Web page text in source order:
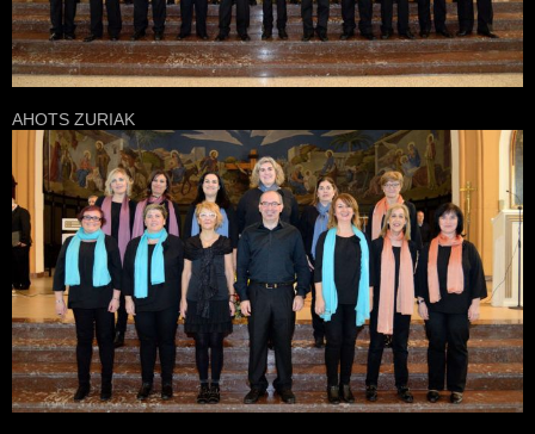
AHOTS ZURIAK